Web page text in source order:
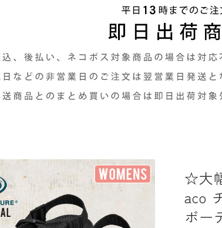
☆大
aco
ボー